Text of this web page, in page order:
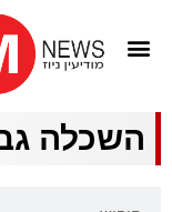
השכלה